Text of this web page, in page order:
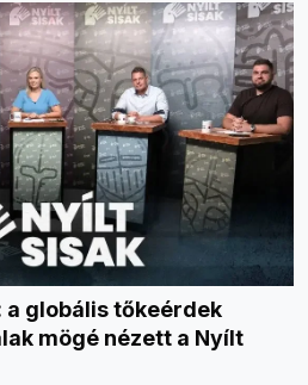
a globális tőkeérdek
mögé nézett a Nyílt